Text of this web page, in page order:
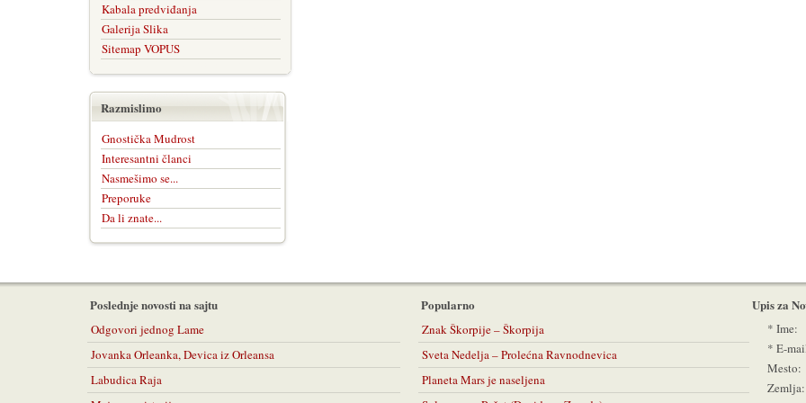
Kabala predviđanja
Galerija Slika
Sitemap VOPUS
Razmislimo
Gnostička Mudrost
Interesantni članci
Nasmešimo se...
Preporuke
Da li znate...
Poslednje novosti na sajtu
Odgovori jednog Lame
Jovanka Orleanka, Devica iz Orleansa
Labudica Raja
Popularno
Znak Škorpije – Škorpija
Sveta Nedelja – Prolećna Ravnodnevica
Planeta Mars je naseljena
Upis za
* Ime:
* E-
Mesto:
Zemlja: